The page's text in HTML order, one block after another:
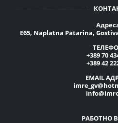
E65, Naplatna Patarina,
+389 70
+389 42
EMAIL
РАБОТНО